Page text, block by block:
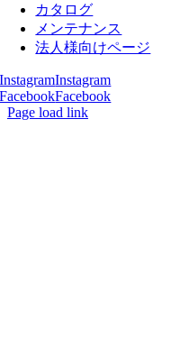
カタログ
メンテナンス
法人様向けページ
InstagramInstagram
FacebookFacebook
Page load link